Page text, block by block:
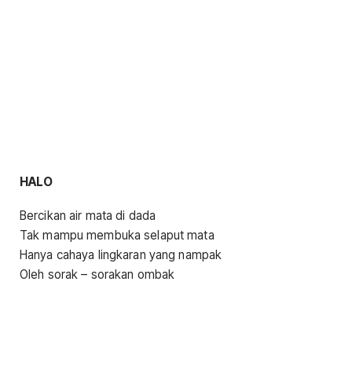
HALO
Bercikan air mata di dada
Tak mampu membuka selaput mata
Hanya cahaya lingkaran yang nampak
Oleh sorak – sorakan ombak